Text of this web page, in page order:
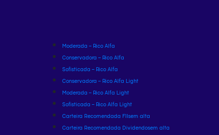
Moderada – Rico Alfa
Conservadora – Rico Alfa
Sofisticada – Rico Alfa
Conservadora – Rico Alfa Light
Moderada – Rico Alfa Light
Sofisticada – Rico Alfa Light
Carteira Recomendada FIIsem alta
Carteira Recomendada Dividendosem alta